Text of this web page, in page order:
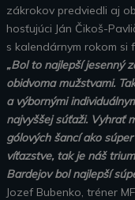
zákrokov predviedli aj
hosťujúci Ján Čikoš-
s kalendárnym rokom si
„Bol to najlepší jesenný
obidvoma mužstvami.
a výbornými
najvyššej súťaži. Vyhrať
gólových šancí ako
víťazstve, tak je náš
Bardejov bol najlepší
Jozef Bubenko, tréner